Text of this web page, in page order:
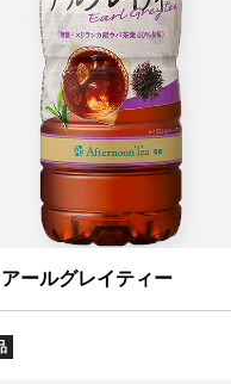
ールグレイティー